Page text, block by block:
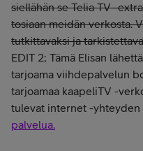
siellähän se Telia TV -
tosiaan meidän verkosta.
tutkittavaksi ja
EDIT 2; Tämä Elisan
tarjoama viihdepalvelun
tarjoamaa kaapeliTV -
tulevat internet -yhteyden
palvelua.